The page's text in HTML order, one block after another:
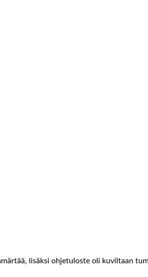
lisäksi ohjetuloste oli kuviltaan